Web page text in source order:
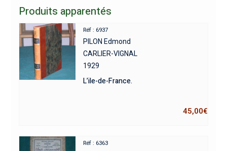
Produits apparentés
Réf : 6937
PILON Edmond
CARLIER-VIGNAL
1929
L’ile-de-France.
45,00€
Réf : 6363